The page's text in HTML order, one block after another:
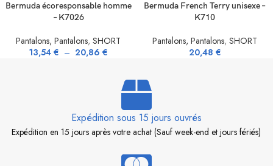
Bermuda écoresponsable homme
– K7026
Pantalons, Pantalons, SHORT
13,54 € – 20,86 €
Bermuda French Terry unisexe –
K710
Pantalons, Pantalons, SHORT
20,48 €
Expédition sous 15 jours ouvrés
Expédition en 15 jours après votre achat (Sauf week-end et jours fériés)